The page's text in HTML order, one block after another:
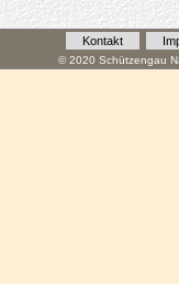
Kontakt
© 2020 Schützengau